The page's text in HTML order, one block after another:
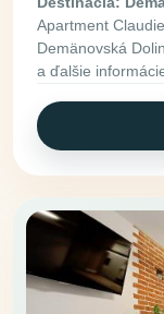
Apartment
Demänovská
a ďalšie